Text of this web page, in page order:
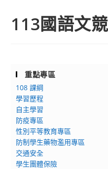
113國語文
重點專區
108 課綱
學習歷程
自主學習
防疫專區
性別平等教育專區
防制學生藥物濫用專區
交通安全
學生團體保險